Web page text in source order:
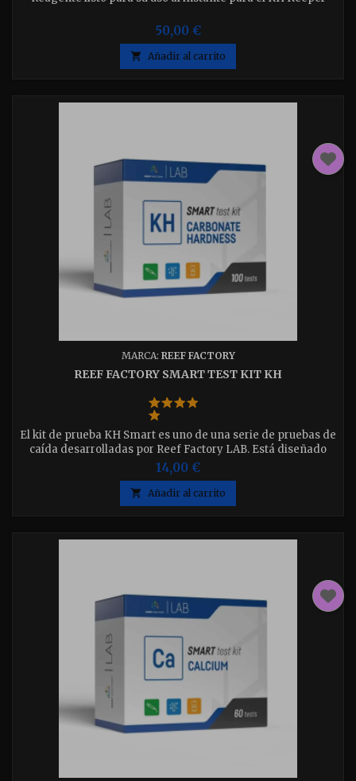
50,00 €
 Añadir al carrito
MARCA: REEF FACTORY
REEF FACTORY SMART TEST KIT KH
El kit de prueba KH Smart es uno de una serie de pruebas de
caída desarrolladas por Reef Factory LAB. Está diseñado
para la medición rápida de la concentración de carbonatos
en acuarios marinos
14,00 €
 Añadir al carrito